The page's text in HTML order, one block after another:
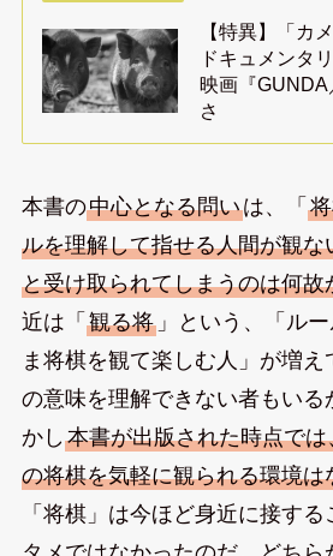
【特異】「カ
ドキュメンタ
映画『
さ
本書の中心となる問いは、「
ルを理解して指せる人間が観な
と受け取られてしまうのは何故
近は「 観る将」という、「ル
ま将棋を観て楽しむ人」が増
の意味を理解できない者もいる
かし 本書が出版された時点で
の将棋を気軽に観られる環境は
「将棋」は今ほど身近に接す